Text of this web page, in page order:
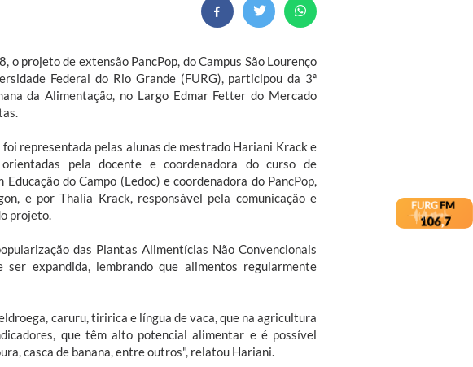
o projeto de extensão PancPop, do Campus São Lourenço
Federal do Rio Grande (FURG), participou da 3ª
da Alimentação, no Largo Edmar Fetter do Mercado
representada pelas alunas de mestrado Hariani Krack e
orientadas pela docente e coordenadora do curso de
Educação do Campo (Ledoc) e coordenadora do PancPop,
e por Thalia Krack, responsável pela comunicação e
projeto.
das Plantas Alimentícias Não Convencionais
expandida, lembrando que alimentos regularmente
caruru, tiririca e língua de vaca, que na agricultura
que têm alto potencial alimentar e é possível
casca de banana, entre outros", relatou Hariani.